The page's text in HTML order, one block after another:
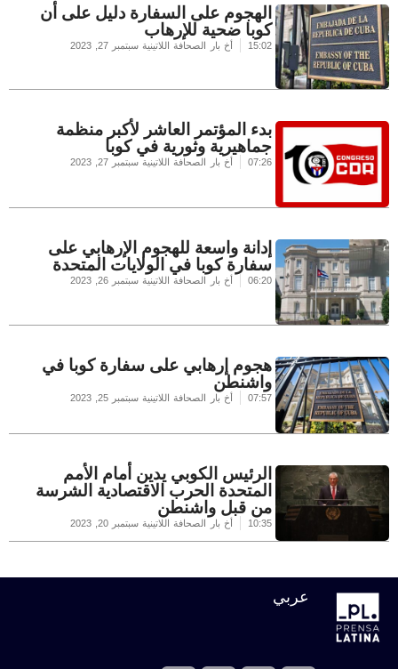
الهجوم على السفارة دليل على أن
كوبا ضحية للإرهاب
15:02 أخ بار الصحافة اللاتينية سبتمبر 27, 2023
بدء المؤتمر العاشر لأكبر منظمة
جماهيرية وثورية في كوبا
07:26 أخ بار الصحافة اللاتينية سبتمبر 27, 2023
إدانة واسعة للهجوم الإرهابي على
سفارة كوبا في الولايات المتحدة
06:20 أخ بار الصحافة اللاتينية سبتمبر 26, 2023
هجوم إرهابي على سفارة كوبا في
واشنطن
07:57 أخ بار الصحافة اللاتينية سبتمبر 25, 2023
الرئيس الكوبي يدين أمام الأمم
المتحدة الحرب الاقتصادية الشرسة
من قبل واشنطن
10:35 أخ بار الصحافة اللاتينية سبتمبر 20, 2023
عربي